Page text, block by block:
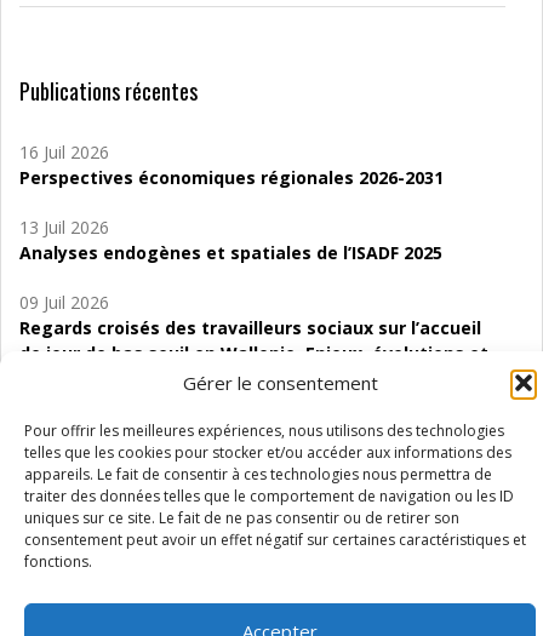
Gérer le consentement
Pour offrir les meilleures expériences, nous utilisons des technologies
telles que les cookies pour stocker et/ou accéder aux informations des
appareils. Le fait de consentir à ces technologies nous permettra de
traiter des données telles que le comportement de navigation ou les ID
uniques sur ce site. Le fait de ne pas consentir ou de retirer son
consentement peut avoir un effet négatif sur certaines caractéristiques et
fonctions.
Accepter
Publications récentes
16 Juil 2026
Perspectives économiques régionales 2026-2031
13 Juil 2026
Analyses endogènes et spatiales de l’ISADF 2025
09 Juil 2026
Regards croisés des travailleurs sociaux sur l’accueil
de jour de bas seuil en Wallonie. Enjeux, évolutions et
06 Juil 2026
Étude d’évaluabilité des Structures
d’accompagnement à l’autocréation d’emploi (SAACE)
01 Juil 2026
Pénurie du personnel infirmier :quels indicateurs
Wallonie ?